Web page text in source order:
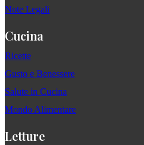
Note Legali
Cucina
Ricette
Gusto e Benessere
Salute in Cucina
Mondo Alimentare
Letture